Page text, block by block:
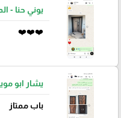
يوني حنا -
❤️❤️❤️
يشار ابو
باب ممتاز